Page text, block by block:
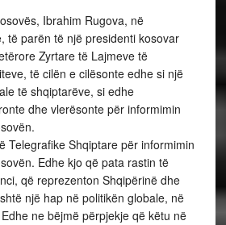
Ibrahim Rugova, në
të parën të një presidenti kosovar
Zyrtare të Lajmeve të
të cilën e cilësonte edhe si një
të shqiptarëve, si edhe
dhe vlerësonte për informimin
Telegrafike Shqiptare për informimin
Edhe kjo që pata rastin të
që reprezenton Shqipërinë dhe
një hap në politikën globale, në
ne bëjmë përpjekje që këtu në